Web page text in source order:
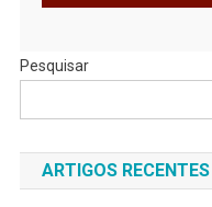
Pesquisar
ARTIGOS RECENTES